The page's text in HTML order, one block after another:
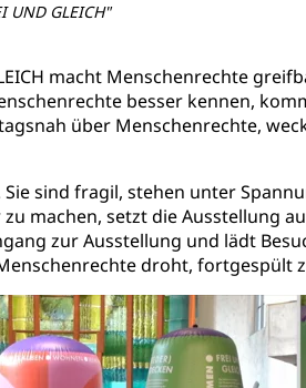
GLEICH"
macht Menschenrechte
besser kennen,
über Menschenrechte,
sind fragil, stehen unter
machen, setzt die Ausstellung
zur Ausstellung und lädt
droht, fortgespült